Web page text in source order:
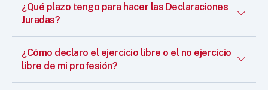
¿Qué plazo tengo para hacer las Declaraciones
Juradas?
¿Cómo declaro el ejercicio libre o el no ejercicio
libre de mi profesión?